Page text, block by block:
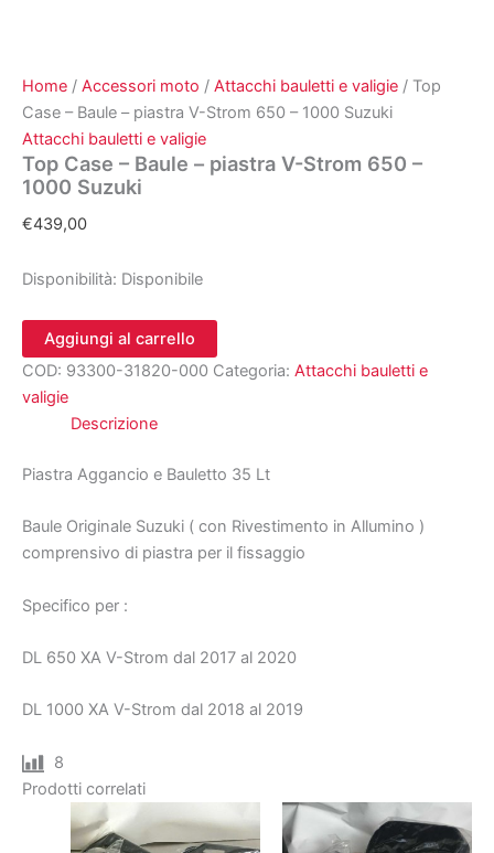
Home / Accessori moto / Attacchi bauletti e valigie / Top
Case – Baule – piastra V-Strom 650 – 1000 Suzuki
Attacchi bauletti e valigie
Top Case – Baule – piastra V-Strom 650 –
1000 Suzuki
€439,00
Disponibilità: Disponibile
Top
Case
–
Baule
Strom
–
1000
Aggiungi al carrello
COD: 93300-31820-000 Categoria: Attacchi bauletti e
valigie
Descrizione
Piastra Aggancio e Bauletto 35 Lt
Baule Originale Suzuki ( con Rivestimento in Allumino )
comprensivo di piastra per il fissaggio
Specifico per :
DL 650 XA V-Strom dal 2017 al 2020
DL 1000 XA V-Strom dal 2018 al 2019
8
Prodotti correlati